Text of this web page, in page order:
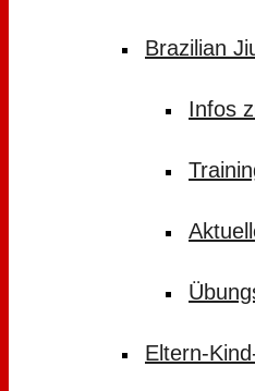
Brazilian
Infos
Eltern-